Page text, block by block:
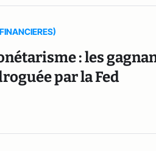
: les
par la Fed